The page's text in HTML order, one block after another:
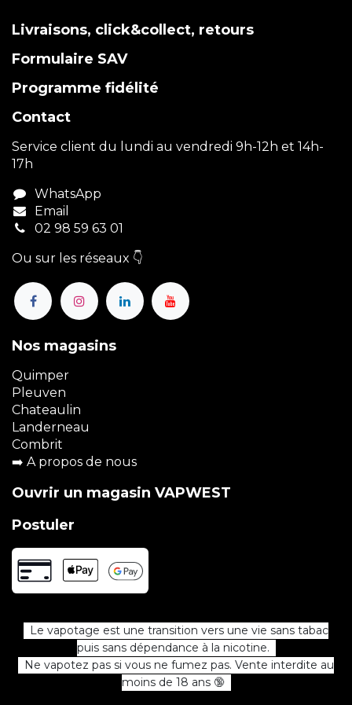
Livraisons, click&collect, retours
Formulaire SAV
Programme fidélité
Contact
Service client du lundi au vendredi 9h-12h et 14h-
17h
WhatsApp
Email
02 98 59 63 01
Ou sur les réseaux 👇
Nos magasins
Quimper
Pleuven
Chateaulin
Landerneau
Combrit
➡️ A propos de nous
Ouvrir un magasin VAPWEST
Postuler
Le vapotage est une transition vers une vie sans tabac
puis sans dépendance à la nicotine.
Ne vapotez pas si vous ne fumez pas. Vente interdite au
moins de 18 ans 🔞